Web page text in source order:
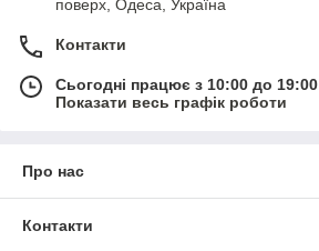
поверх, Одеса, Україна
Контакти
Сьогодні працює з 10:00 до 19:00
Показати весь графік роботи
Про нас
Контакти